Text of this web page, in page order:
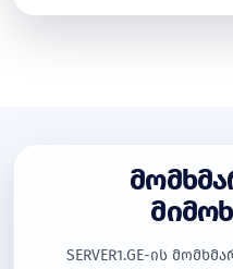
SERVER1.GE-ის